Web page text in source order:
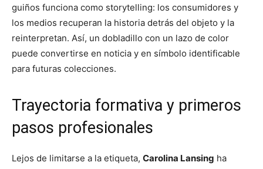
guiños funciona como storytelling: los consumidores y
los medios recuperan la historia detrás del objeto y la
reinterpretan. Así, un dobladillo con un lazo de color
puede convertirse en noticia y en símbolo identificable
para futuras colecciones.
Trayectoria formativa y primeros
pasos profesionales
Lejos de limitarse a la etiqueta, Carolina Lansing ha